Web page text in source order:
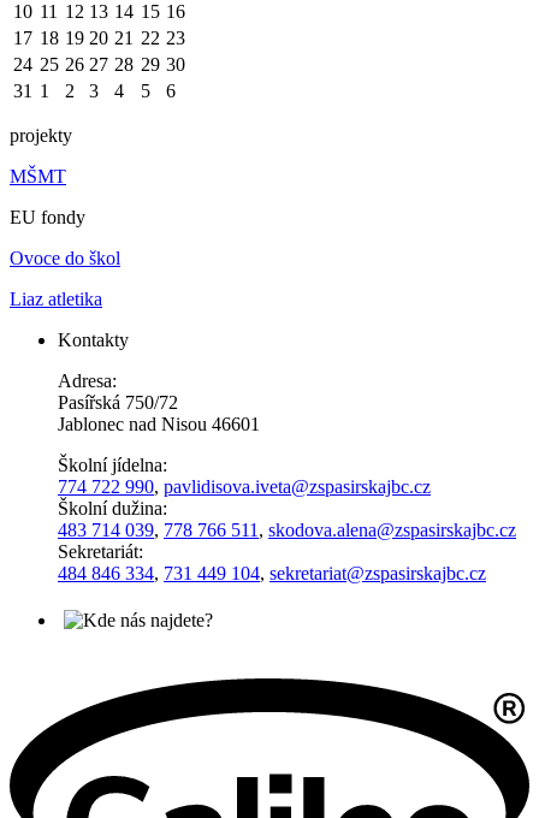
10 11 12 13 14 15 16
17 18 19 20 21 22 23
24 25 26 27 28 29 30
31 1 2 3 4 5 6
projekty
MŠMT
EU fondy
Ovoce do škol
Liaz atletika
Kontakty
Adresa:
Pasířská 750/72
Jablonec nad Nisou 46601
Školní jídelna:
774 722 990, pavlidisova.iveta@zspasirskajbc.cz
Školní dužina:
483 714 039, 778 766 511, skodova.alena@zspasirskajbc.cz
Sekretariát:
484 846 334, 731 449 104, sekretariat@zspasirskajbc.cz